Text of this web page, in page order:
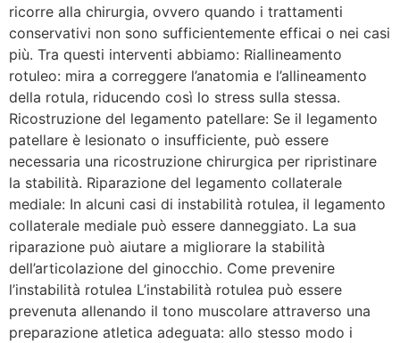
ricorre alla chirurgia, ovvero quando i trattamenti
conservativi non sono sufficientemente efficai o nei casi
più. Tra questi interventi abbiamo: Riallineamento
rotuleo: mira a correggere l’anatomia e l’allineamento
della rotula, riducendo così lo stress sulla stessa.
Ricostruzione del legamento patellare: Se il legamento
patellare è lesionato o insufficiente, può essere
necessaria una ricostruzione chirurgica per ripristinare
la stabilità. Riparazione del legamento collaterale
mediale: In alcuni casi di instabilità rotulea, il legamento
collaterale mediale può essere danneggiato. La sua
riparazione può aiutare a migliorare la stabilità
dell’articolazione del ginocchio. Come prevenire
l’instabilità rotulea L’instabilità rotulea può essere
prevenuta allenando il tono muscolare attraverso una
preparazione atletica adeguata: allo stesso modo i